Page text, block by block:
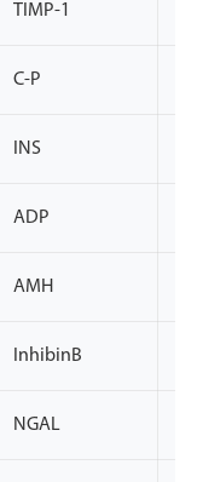
TIMP-1
C-P
INS
ADP
AMH
InhibinB
NGAL